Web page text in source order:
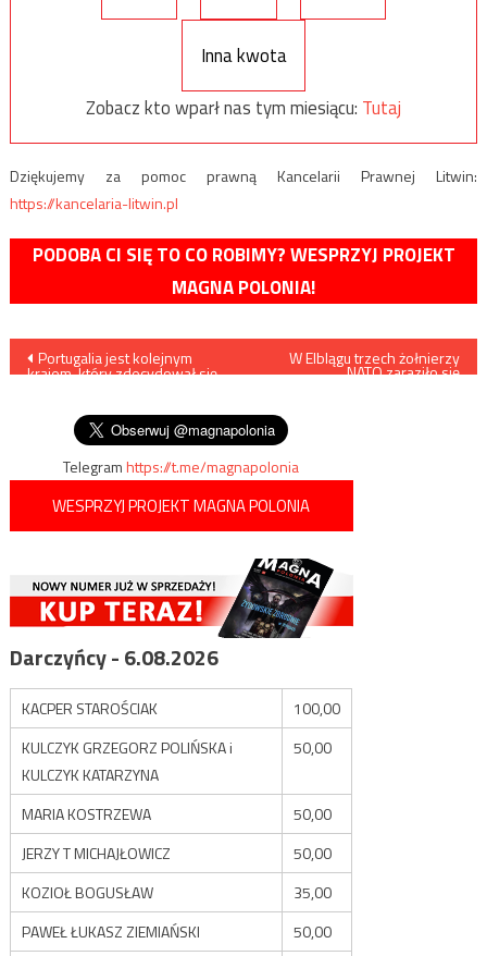
Inna kwota
Zobacz kto wparł nas tym miesiącu: Tutaj
Dziękujemy za pomoc prawną Kancelarii Prawnej Litwin:
https://kancelaria-litwin.pl
PODOBA CI SIĘ TO CO ROBIMY? WESPRZYJ PROJEKT
MAGNA POLONIA!
Nawigacja
Portugalia jest kolejnym
krajem, który zdecydował się
W Elblągu trzech żołnierzy
NATO zaraziło się
Telegramhttps://t.me/magnapolonia
WESPRZYJ PROJEKT MAGNA POLONIA
Darczyńcy - 6.08.2026
KACPER STAROŚCIAK
100,00
KULCZYK GRZEGORZ POLIŃSKA i
KULCZYK KATARZYNA
50,00
MARIA KOSTRZEWA
50,00
JERZY T MICHAJŁOWICZ
50,00
KOZIOŁ BOGUSŁAW
35,00
PAWEŁ ŁUKASZ ZIEMIAŃSKI
50,00